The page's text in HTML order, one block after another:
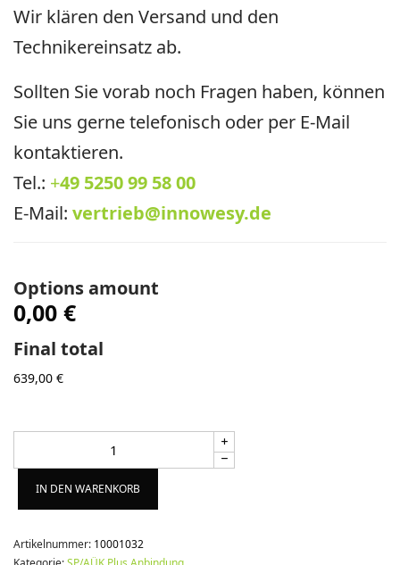
Wir klären den Versand und den
Technikereinsatz ab.
Sollten Sie vorab noch Fragen haben, können
Sie uns gerne telefonisch oder per E-Mail
kontaktieren.
Tel.: +49 5250 99 58 00
E-Mail:vertrieb@innowesy.de
Options amount
0,00 €
Final total
639,00 €
IN DEN WARENKORB
Artikelnummer: 10001032